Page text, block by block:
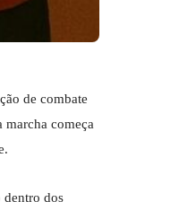
de combate
marcha começa
dentro dos